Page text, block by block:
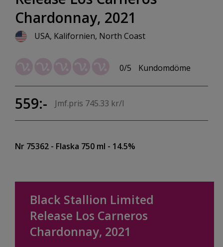
Chardonnay, 2021
USA, Kalifornien, North Coast
0/5 Kundomdöme
559:- Jmf.pris 745.33 kr/l
Nr 75362 - Flaska 750 ml - 14.5%
Black Stallion Limited
Release Los Carneros
Chardonnay, 2021